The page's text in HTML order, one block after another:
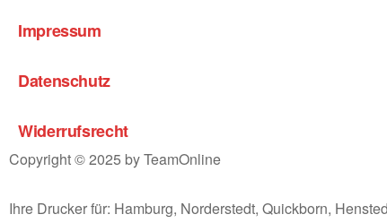
Impressum
Datenschutz
Widerrufsrecht
Copyright © 2025 by TeamOnline
Ihre Drucker für: Hamburg, Norderstedt, Quickborn,